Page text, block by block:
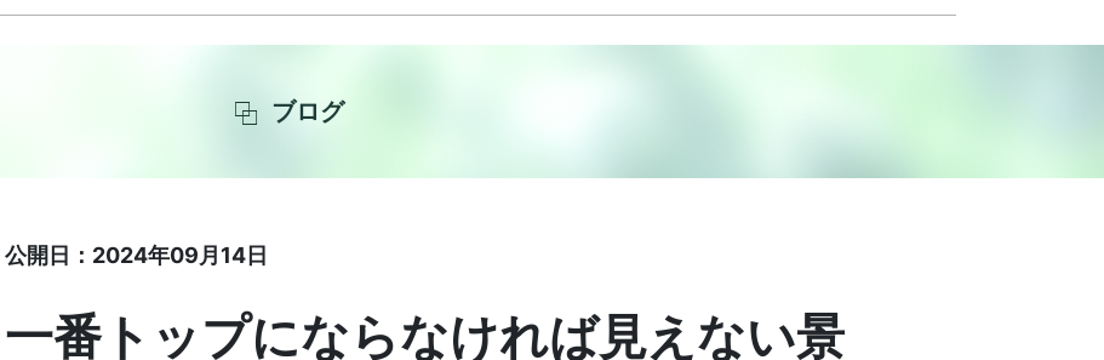
ブログ
公開日：2024年09月14日
一番トップにならなければ見えない景